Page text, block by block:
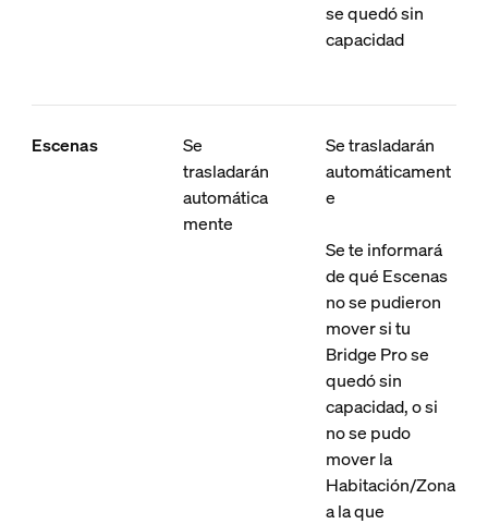
se quedó sin
capacidad
Escenas
Se
trasladarán
automática
mente
Se trasladarán
automáticament
e
Se te informará
de qué Escenas
no se pudieron
mover si tu
Bridge Pro se
quedó sin
capacidad, o si
no se pudo
mover la
Habitación/Zona
a la que